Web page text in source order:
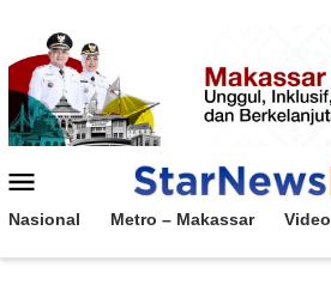
konten
Mobile
Nasional Metro – Makassar Video